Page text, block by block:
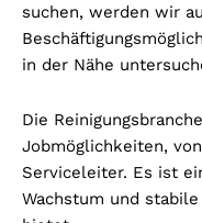
suchen, werden wir
in der Nähe
Die
Jobmöglichkeiten,
Serviceleiter. Es ist
Wachstum und